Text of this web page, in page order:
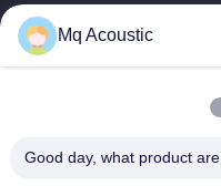
경에서...
빠른 링크
공장 투어
Mq Acoustic
Good day, what product